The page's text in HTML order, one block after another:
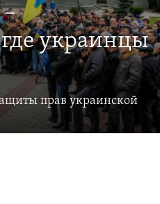
украинцы
прав украинской